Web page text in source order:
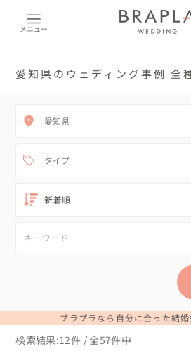
メニュー
愛知県のウェディング事例 全
愛知県
タイプ
ブラプラなら自分に合った結婚
検索結果:12件 / 全57件中